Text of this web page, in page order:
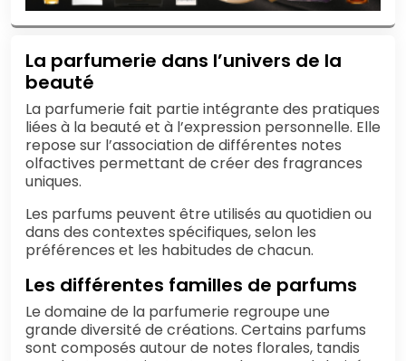
La parfumerie dans l’univers de la
beauté
La parfumerie fait partie intégrante des pratiques
liées à la beauté et à l’expression personnelle. Elle
repose sur l’association de différentes notes
olfactives permettant de créer des fragrances
uniques.
Les parfums peuvent être utilisés au quotidien ou
dans des contextes spécifiques, selon les
préférences et les habitudes de chacun.
Les différentes familles de parfums
Le domaine de la parfumerie regroupe une
grande diversité de créations. Certains parfums
sont composés autour de notes florales, tandis